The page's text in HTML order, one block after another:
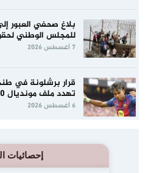
بلاغ صحفي العبور
للمجلس الوطني
7 أغسطس 2026
قرار برشلونة في
تهدد ملف مونديال 2030 الثلاثي؟
6 أغسطس 2026
إحصائيات